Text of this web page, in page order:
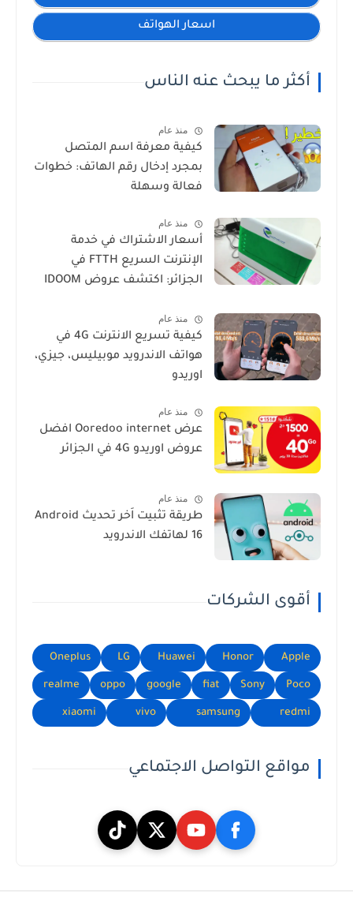
اسعار الهواتف
أكثر ما يبحث عنه الناس
منذ عام
كيفية معرفة اسم المتصل
بمجرد إدخال رقم الهاتف: خطوات
فعالة وسهلة
منذ عام
أسعار الاشتراك في خدمة
الإنترنت السريع FTTH في
الجزائر: اكتشف عروض IDOOM
منذ عام
كيفية تسريع الانترنت 4G في
هواتف الاندرويد موبيليس، جيزي،
اوريدو
منذ عام
عرض Ooredoo internet افضل
عروض اوريدو 4G في الجزائر
منذ عام
طريقة تثبيت اَخر تحديث Android
16 لهاتفك الاندرويد
أقوى الشركات
Apple
Honor
Huawei
LG
Oneplus
Poco
Sony
fiat
google
oppo
realme
redmi
samsung
vivo
xiaomi
مواقع التواصل الاجتماعي